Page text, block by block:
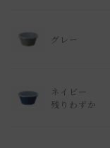
グレー
ネイビー
残りわずか